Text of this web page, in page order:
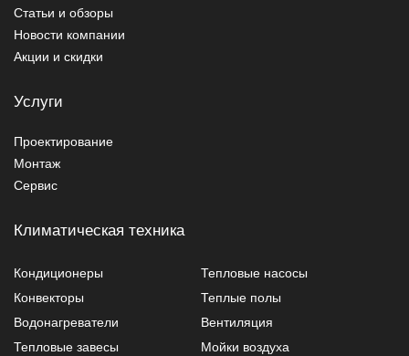
Статьи и обзоры
Новости компании
Акции и скидки
Услуги
Проектирование
Монтаж
Сервис
Климатическая техника
Кондиционеры
Тепловые насосы
Конвекторы
Теплые полы
Водонагреватели
Вентиляция
Тепловые завесы
Мойки воздуха